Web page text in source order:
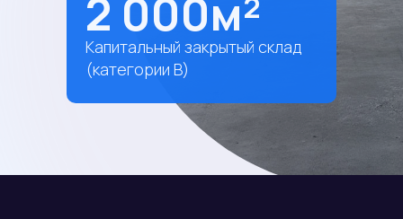
2 000м²
Капитальный закрытый склад
(категории В)